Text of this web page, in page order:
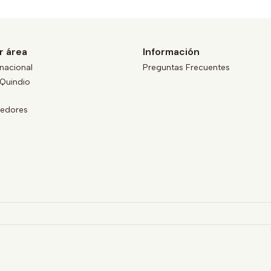
área Información
Preguntas Frecuentes